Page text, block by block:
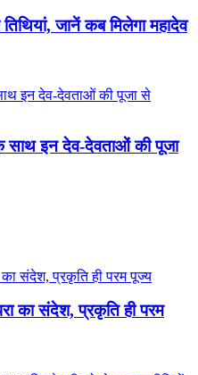
जानें कब मिलेगा महादेव
साथ इन देव-देवताओं की पूजा
का संदेश, प्रकृति ही परम